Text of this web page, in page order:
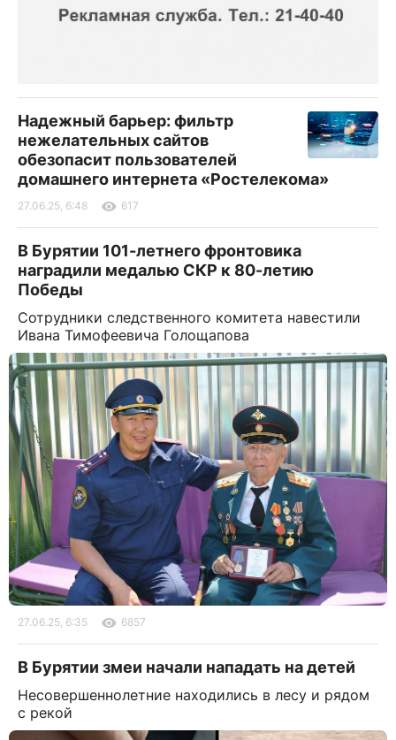
Надежный барьер: фильтр
нежелательных сайтов
обезопасит пользователей
домашнего интернета «Ростелекома»
27.06.25, 6:48 617
В Бурятии 101-летнего фронтовика
наградили медалью СКР к 80-летию
Победы
Сотрудники следственного комитета навестили
Ивана Тимофеевича Голощапова
27.06.25, 6:35 6857
В Бурятии змеи начали нападать на детей
Несовершеннолетние находились в лесу и рядом
с рекой